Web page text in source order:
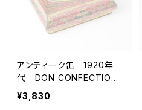
アンティーク缶 1920年
代 DON CONFECTIONE
RY イギリス 希少 フタ
裏ミラー付き 200111040
¥3,830